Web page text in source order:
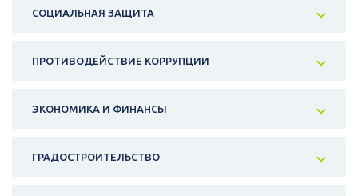
СОЦИАЛЬНАЯ ЗАЩИТА
ПРОТИВОДЕЙСТВИЕ КОРРУПЦИИ
ЭКОНОМИКА И ФИНАНСЫ
ГРАДОСТРОИТЕЛЬСТВО